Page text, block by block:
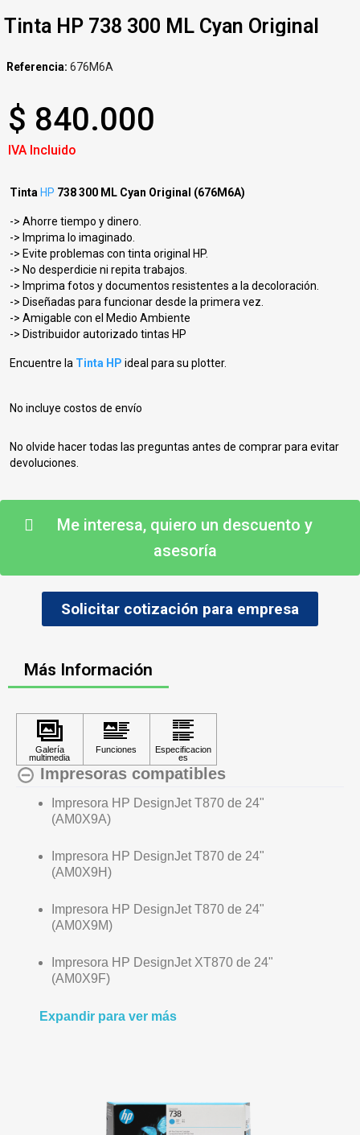
Tinta HP 738 300 ML Cyan Original
Referencia 676M6A
$ 840.000
IVA Incluido
Tinta HP 738 300 ML Cyan Original (676M6A)
-> Ahorre tiempo y dinero.
-> Imprima lo imaginado.
-> Evite problemas con tinta original HP.
-> No desperdicie ni repita trabajos.
-> Imprima fotos y documentos resistentes a la decoloración.
-> Diseñadas para funcionar desde la primera vez.
-> Amigable con el Medio Ambiente
-> Distribuidor autorizado tintas HP
Encuentre la Tinta HP ideal para su plotter.
No incluye costos de envío
No olvide hacer todas las preguntas antes de comprar para evitar
devoluciones.
Me interesa, quiero un descuento y
asesoría
Solicitar cotización para empresa
Más Información
Impresoras compatibles
Impresora HP DesignJet T870 de 24"
(AM0X9A)
Impresora HP DesignJet T870 de 24"
(AM0X9H)
Impresora HP DesignJet T870 de 24"
(AM0X9M)
Impresora HP DesignJet XT870 de 24"
(AM0X9F)
Expandir para ver más